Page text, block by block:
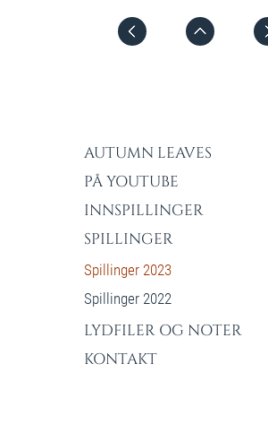
AUTUMN LEAVES
PÅ YOUTUBE
INNSPILLINGER
SPILLINGER
Spillinger 2023
Spillinger 2022
LYDFILER OG NOTER
KONTAKT